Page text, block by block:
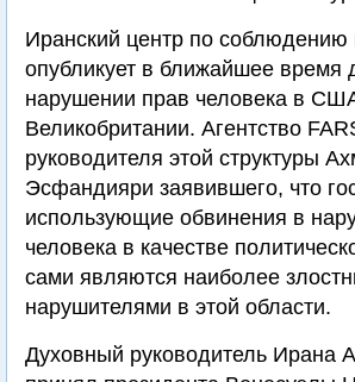
Иранский центр по соблюдению
опубликует в ближайшее время
нарушении прав человека в
Великобритании. Агентство
руководителя этой структуры
Эсфандияри заявившего, что
использующие обвинения в
человека в качестве
сами являются наиболее
нарушителями в этой области.
Духовный руководитель Ирана